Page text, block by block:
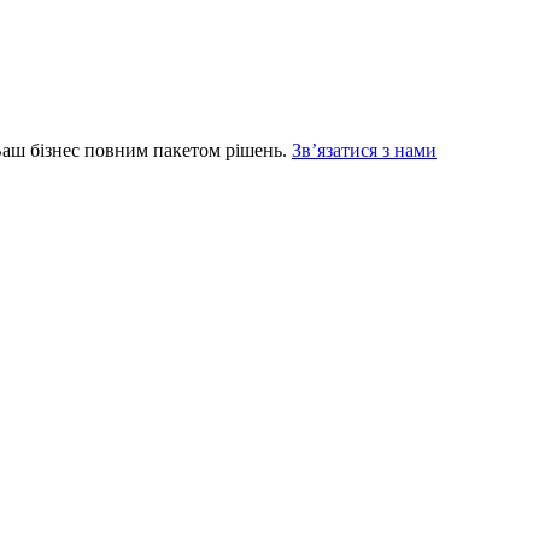
бізнес повним пакетом рішень. Зв’язатися з нами